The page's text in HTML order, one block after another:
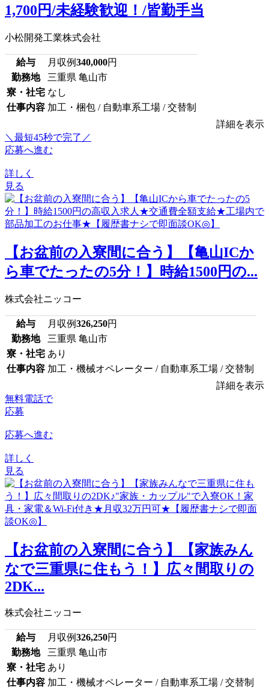
1,700円/未経験歓迎！/皆勤手当
小松開発工業株式会社
給与 月収例340,000円
勤務地
三重県 亀山市
寮・社宅 なし
仕事内容 加工・梱包 / 自動車系工場 / 交替制
詳細を表示
＼最短45秒で完了／
応募へ進む
詳しく
見る
【お盆前の入寮間に合う】【亀山ICか
ら車でたったの5分！】時給1500円の...
株式会社ニッコー
給与 月収例326,250円
勤務地
三重県 亀山市
寮・社宅 あり
仕事内容 加工・機械オペレーター / 自動車系工場 / 交替制
詳細を表示
無料電話で
応募
応募へ進む
詳しく
見る
【お盆前の入寮間に合う】【家族みん
なで三重県に住もう！】広々間取りの
2DK...
株式会社ニッコー
給与 月収例326,250円
勤務地
三重県 亀山市
寮・社宅 あり
仕事内容 加工・機械オペレーター / 自動車系工場 / 交替制